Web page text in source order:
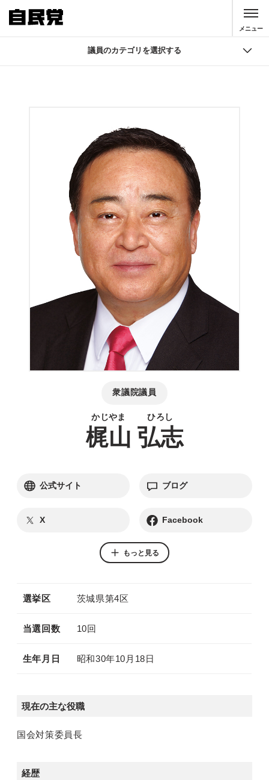
メニュー
議員のカテゴリを選択する
自由民主党 役員
大臣・副大臣・政務官
衆議院議員
梶山 弘志
公式サイト
別ウィンドウリンク
ブログ
別ウィンドウリンク
X Facebook
別ウィンドウリンク
もっと見る
選挙区 茨城県第4区
当選回数 10回
生年月日 昭和30年10月18日
現在の主な役職
国会対策委員長
経歴